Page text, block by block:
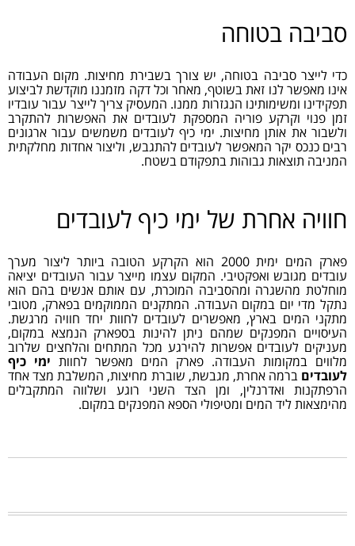
סביבה בטוחה
כדי לייצר סביבה בטוחה, יש צורך בשבירת מחיצות. מקום העבודה
אינו מאפשר לנו זאת בשוטף, מאחר וכל דקה מזמננו מוקדשת לביצוע
תפקידינו ומשימותינו הנגזרות ממנו. המעסיק צריך לייצר עבור עובדיו
זמן פנוי וקרקע פוריה המספקת לעובדים את האפשרות להתקרב
ולשבור את אותן מחיצות. ימי כיף לעובדים משמשים עבור ארגונים
רבים כנכס יקר המאפשר לעובדים להתגבש, וליצור אחדות מחלקתית
המניבה תוצאות גבוהות בתפקודם בשטח.
חוויה אחרת של ימי כיף לעובדים
פארק המים ימית 2000 הוא הקרקע הטובה ביותר ליצור מערך
עובדים מגובש ואפקטיבי. המקום עצמו מייצר עבור העובדים יציאה
מוחלטת מהשגרה ומהסביבה המוכרת, עם אותם אנשים בהם הוא
נתקל מדי יום במקום העבודה. המתקנים הממוקמים בפארק, מטובי
מתקני המים בארץ, מאפשרים לעובדים לחוות יחד חוויה מרגשת.
העיסויים המפנקים שמהם ניתן להינות בספארק הנמצא במקום,
מעניקים לעובדים אפשרות להירגע מכל המתחים והלחצים שלרוב
מלווים במקומות העבודה. פארק המים מאפשר לחוות ימי כיף
לעובדים ברמה אחרת, מגבשת, שוברת מחיצות, המשלבת מצד אחד
הרפתקנות ואדרנלין, ומן הצד השני רוגע ושלווה המתקבלים
מהימצאות ליד המים ומטיפולי הספא המפנקים במקום.